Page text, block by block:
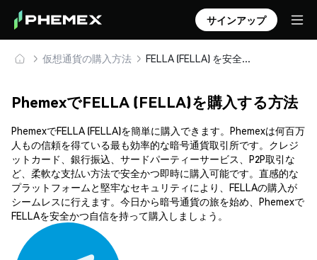
サインアップ
仮想通貨の購入方法 FELLA (FELLA) を安全に購入・保管
PhemexでFELLA (FELLA)を購入する方法
PhemexでFELLA (FELLA)を簡単に購入できます。Phemexは何百万
人もの信頼を得ている最も効率的な暗号通貨取引所です。クレジ
ットカード、銀行振込、サードパーティーサービス、P2P取引な
ど、柔軟な支払い方法で安全かつ即時に購入可能です。直感的な
プラットフォームと堅牢なセキュリティにより、FELLAの購入が
シームレスに行えます。今日から暗号通貨の旅を始め、Phemexで
FELLAを安全かつ自信を持って購入しましょう。